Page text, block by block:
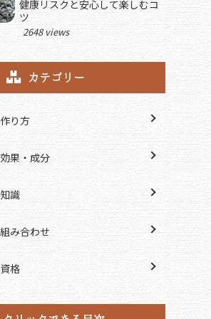
健康リスクと安心して楽しむコ
ツ
2648 views
カテゴリー
り方
果・成分
識
み合わせ
格